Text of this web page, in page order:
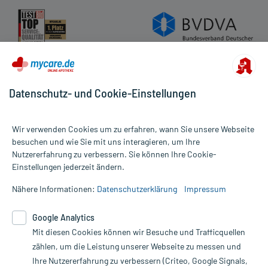
Alle Preise gelten inkl. MwSt., ggf. zzgl. Versandkosten
Informationen auf dieser Website werden ausschließlich für
die Untersuchung und Behandlung durch einen Arzt. Bitte
Therapien eingeleitet werden können. | Diese Webseite benutzt
Google Analytics. Lesen Sie bitte dazu die wichtigen Hinweise in
unserer Datenschutzerklärung. Für den Widerruf einer Bestellung
nutzen Sie das Formular:
Datenschutz- und Cookie-Einstellungen
Wir verwenden Cookies um zu erfahren, wann Sie unsere Webseite
besuchen und wie Sie mit uns interagieren, um Ihre
Nutzererfahrung zu verbessern. Sie können Ihre Cookie-
Einstellungen jederzeit ändern.
Nähere Informationen: Datenschutzerklärung Impressum
Google Analytics
Mit diesen Cookies können wir Besuche und Trafficquellen
zählen, um die Leistung unserer Webseite zu messen und
Ihre Nutzererfahrung zu verbessern (Criteo, Google Signals,